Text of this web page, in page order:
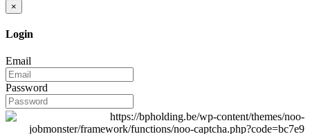
×
Login
Email
Password